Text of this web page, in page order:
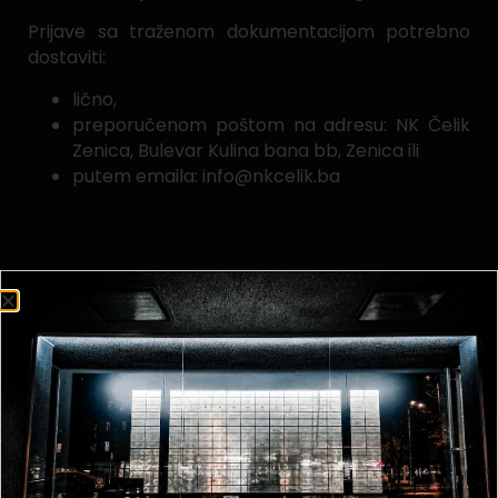
Prijave sa traženom dokumentacijom potrebno
dostaviti:
lično,
preporučenom poštom na adresu: NK Čelik
Zenica, Bulevar Kulina bana bb, Zenica ili
putem emaila: info@nkcelik.ba
Generalni direktor
Emir Čerim
Podijeli na: